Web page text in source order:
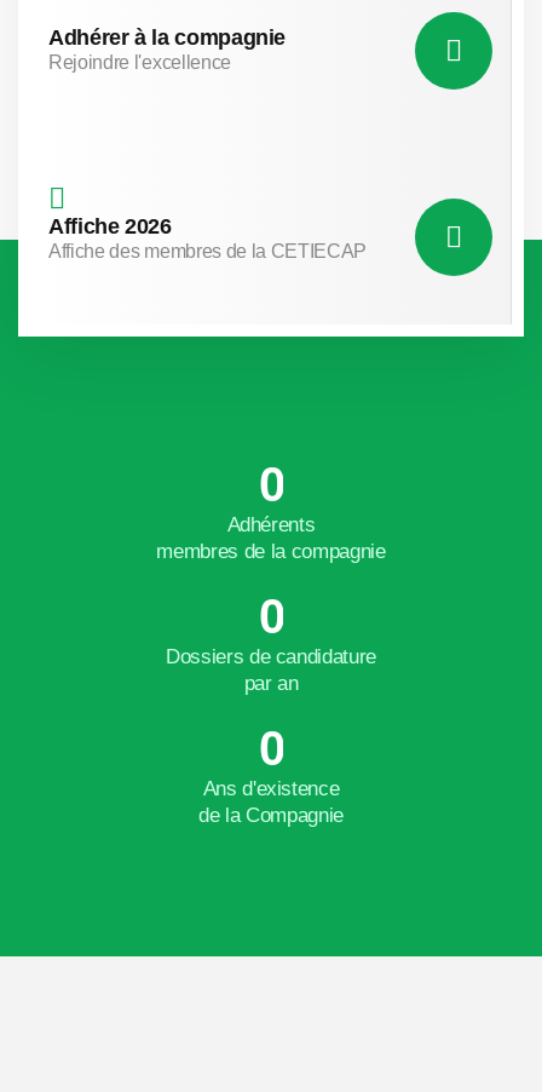
Adhérer à la compagnie
Rejoindre l'excellence
Affiche 2026
Affiche des membres de la CETIECAP
0
Adhérents
membres de la compagnie
0
Dossiers de candidature
par an
0
Ans d'existence
de la Compagnie